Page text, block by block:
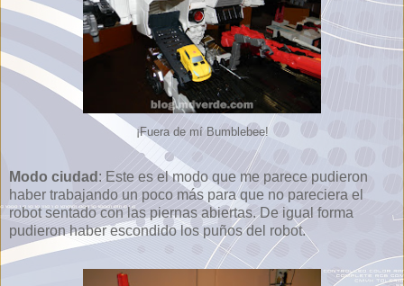
¡Fuera de mí Bumblebee!
Modo ciudad : Este es el modo que me parece pudieron
haber trabajando un poco más para que no pareciera el
robot sentado con las piernas abiertas. De igual forma
pudieron haber escondido los puños del robot.